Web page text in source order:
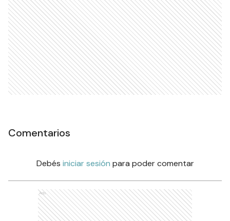
Comentarios
Debés iniciar sesión para poder comentar
Ads